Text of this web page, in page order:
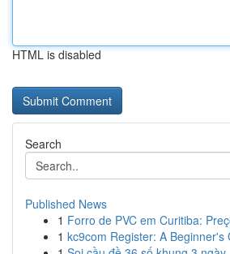
HTML is disabled
Search
Published News
1 Forro de PVC em Curitiba:
1 kc9com Register: A Beginner's